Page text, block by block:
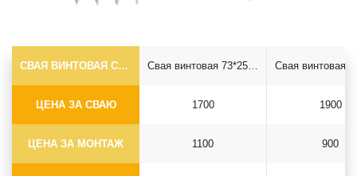
СВАЯ ВИНТОВАЯ САМОРЕЗ Ф73*5.5
ЦЕНА ЗА СВАЮ
ЦЕНА ЗА МОНТАЖ
1700
1100
1900
900